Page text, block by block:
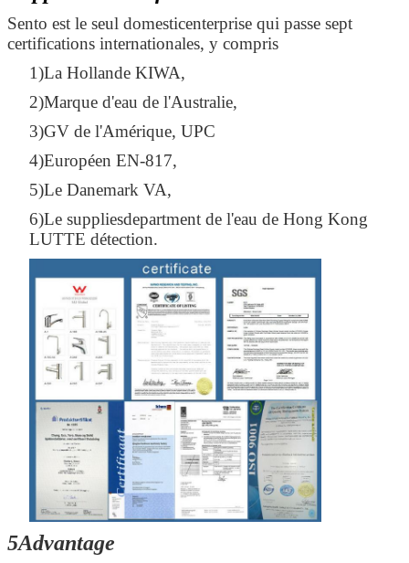
SOUMETTRE
Sento est le seul domesticenterprise qui passe sept
certifications internationales, y compris
1)La Hollande KIWA,
2)Marque d'eau de l'Australie,
3)GV de l'Amérique, UPC
4)Européen EN-817,
5)Le Danemark VA,
6)Le suppliesdepartment de l'eau de Hong Kong
LUTTE détection.
5Advantage